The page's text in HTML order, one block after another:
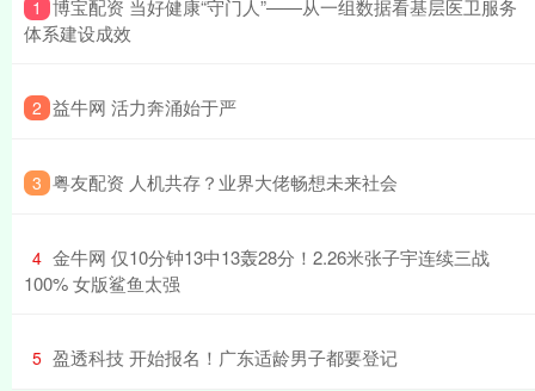
1 ​博宝配资 当好健康“守门人”——从一组数据看基层医卫服务
体系建设成效
2 ​益牛网 活力奔涌始于严
3 ​粤友配资 人机共存？业界大佬畅想未来社会
4 ​金牛网 仅10分钟13中13轰28分！2.26米张子宇连续三战
100% 女版鲨鱼太强
5 ​盈透科技 开始报名！广东适龄男子都要登记